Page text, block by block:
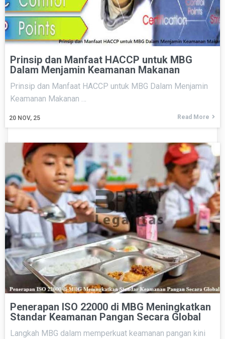
Prinsip dan Manfaat HACCP untuk MBG
Dalam Menjamin Keamanan Makanan
20 NOV, 25
Prinsip dan Manfaat HACCP untuk MBG Dalam Menjamin
Keamanan Makanan …
Read More
Penerapan ISO 22000 di MBG Meningkatkan
Standar Keamanan Pangan Secara Global
Langkah MBG dalam memperkuat keamanan pangan kini